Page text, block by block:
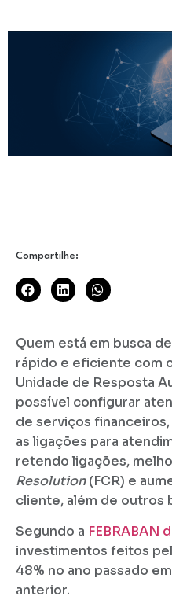
Compartilhe:
Quem está em busca
rápido e eficiente com
Unidade de Resposta
possível configurar
de serviços
as ligações para
retendo ligações,
Resolution(FCR) e
cliente, além de outros
Segundo a FEBRABAN
investimentos feitos
48% no ano passado
anterior.